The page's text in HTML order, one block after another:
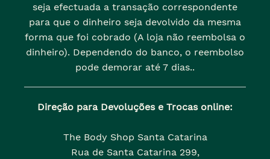
seja efectuada a transação correspondente
para que o dinheiro seja devolvido da mesma
forma que foi cobrado (A loja não reembolsa o
dinheiro). Dependendo do banco, o reembolso
pode demorar até 7 dias..
Direção para Devoluções e Trocas online:
The Body Shop Santa Catarina
Rua de Santa Catarina 299,